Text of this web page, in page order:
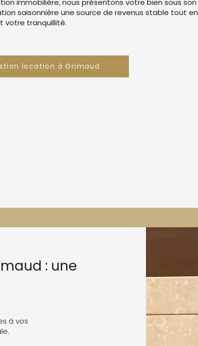
immobilière, nous présentons votre bien sous son
saisonnière une source de revenus stable tout en
votre tranquillité.
location à Grimaud
: une
à vos